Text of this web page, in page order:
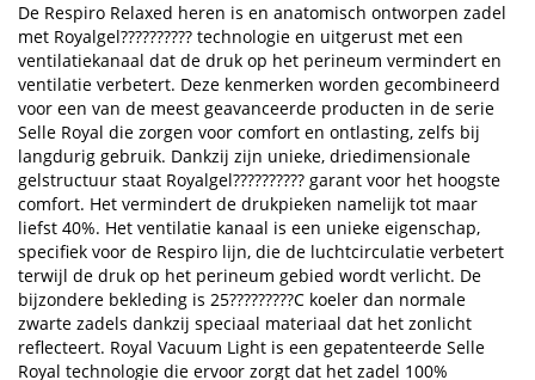
De Respiro Relaxed heren is en anatomisch ontworpen zadel
met Royalgel?????????? technologie en uitgerust met een
ventilatiekanaal dat de druk op het perineum vermindert en
ventilatie verbetert. Deze kenmerken worden gecombineerd
voor een van de meest geavanceerde producten in de serie
Selle Royal die zorgen voor comfort en ontlasting, zelfs bij
langdurig gebruik. Dankzij zijn unieke, driedimensionale
gelstructuur staat Royalgel?????????? garant voor het hoogste
comfort. Het vermindert de drukpieken namelijk tot maar
liefst 40%. Het ventilatie kanaal is een unieke eigenschap,
specifiek voor de Respiro lijn, die de luchtcirculatie verbetert
terwijl de druk op het perineum gebied wordt verlicht. De
bijzondere bekleding is 25?????????C koeler dan normale
zwarte zadels dankzij speciaal materiaal dat het zonlicht
reflecteert. Royal Vacuum Light is een gepatenteerde Selle
Royal technologie die ervoor zorgt dat het zadel 100%